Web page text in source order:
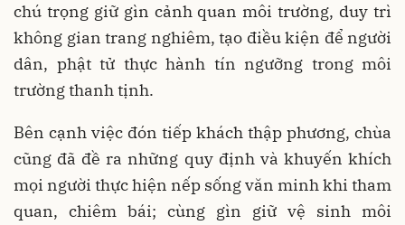
chú trọng giữ gìn cảnh quan môi trường, duy trì
không gian trang nghiêm, tạo điều kiện để người
dân, phật tử thực hành tín ngưỡng trong môi
trường thanh tịnh.
Bên cạnh việc đón tiếp khách thập phương, chùa
cũng đã đề ra những quy định và khuyến khích
mọi người thực hiện nếp sống văn minh khi tham
quan, chiêm bái; cùng gìn giữ vệ sinh môi